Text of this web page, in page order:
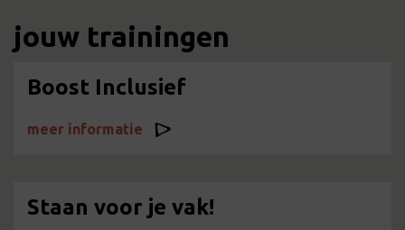
jouw trainingen
Boost Inclusief
meer informatie
Staan voor je vak!